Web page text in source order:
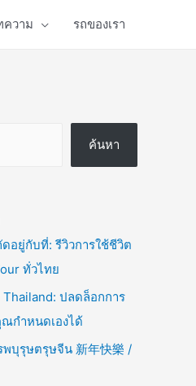
ความ รถของเรา
ค้นหา
ดอยู่กับที่: รีวิวการใช้ชีวิต
ทั่วไทย
Thailand: ปลดล็อกการ
กำหนดเองได้
พบุรุษตรุษจีน 新年快樂 /